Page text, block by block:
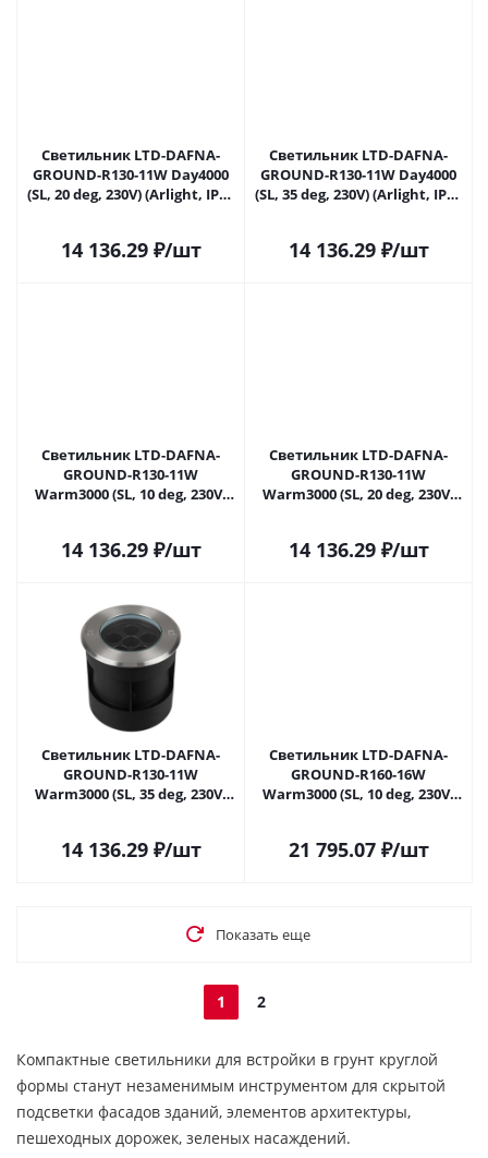
Светильник LTD-DAFNA-
GROUND-R130-11W Day4000
(SL, 20 deg, 230V) (Arlight, IP67
14 136.29₽/шт
Светильник LTD-DAFNA-
GROUND-R130-11W Day4000
(SL, 35 deg, 230V) (Arlight, IP67
14 136.29₽/шт
Светильник LTD-DAFNA-
GROUND-R130-11W
Warm3000 (SL, 10 deg, 230V)
14 136.29₽/шт
Светильник LTD-DAFNA-
GROUND-R130-11W
Warm3000 (SL, 20 deg, 230V)
14 136.29₽/шт
Светильник LTD-DAFNA-
GROUND-R130-11W
Warm3000 (SL, 35 deg, 230V)
14 136.29₽/шт
Светильник LTD-DAFNA-
GROUND-R160-16W
Warm3000 (SL, 10 deg, 230V)
21 795.07₽/шт
Показать еще
1 2
Компактные светильники для встройки в грунт круглой
формы станут незаменимым инструментом для скрытой
подсветки фасадов зданий, элементов архитектуры,
пешеходных дорожек, зеленых насаждений.